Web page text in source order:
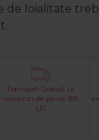
loialitate
Transport Gratuit La
comenzi de peste 399
LEI